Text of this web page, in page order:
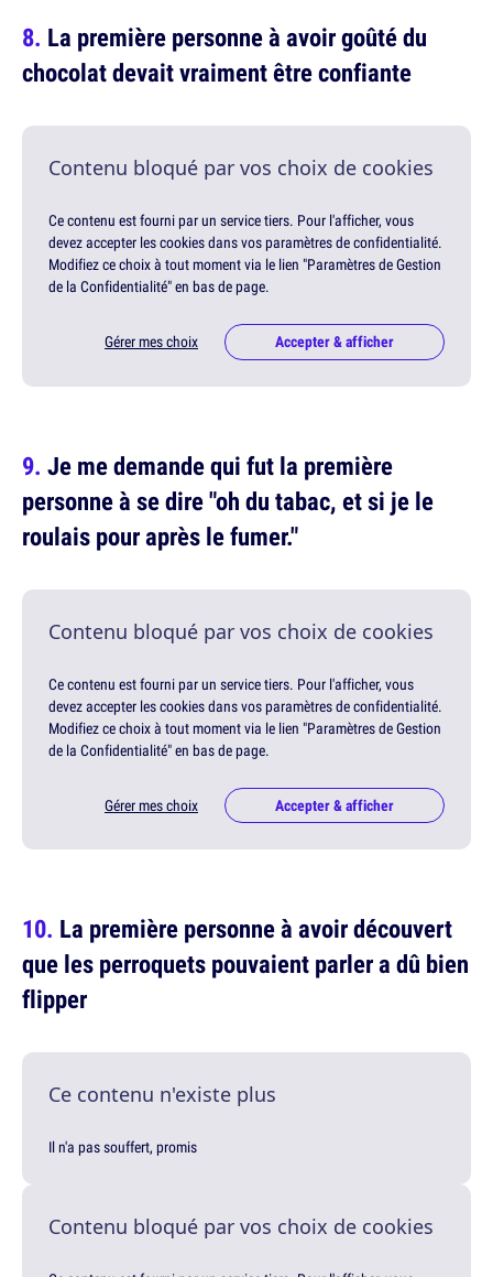
La première personne à avoir goûté du
chocolat devait vraiment être confiante
Contenu bloqué par vos choix de cookies
Ce contenu est fourni par un service tiers. Pour l'afficher, vous
devez accepter les cookies dans vos paramètres de confidentialité.
Modifiez ce choix à tout moment via le lien "Paramètres de Gestion
de la Confidentialité" en bas de page.
Gérer mes choix Accepter & afficher
Je me demande qui fut la première
personne à se dire "oh du tabac, et si je le
roulais pour après le fumer."
Contenu bloqué par vos choix de cookies
Ce contenu est fourni par un service tiers. Pour l'afficher, vous
devez accepter les cookies dans vos paramètres de confidentialité.
Modifiez ce choix à tout moment via le lien "Paramètres de Gestion
de la Confidentialité" en bas de page.
Gérer mes choix Accepter & afficher
La première personne à avoir découvert
que les perroquets pouvaient parler a dû bien
flipper
Ce contenu n'existe plus
Il n'a pas souffert, promis
Contenu bloqué par vos choix de cookies